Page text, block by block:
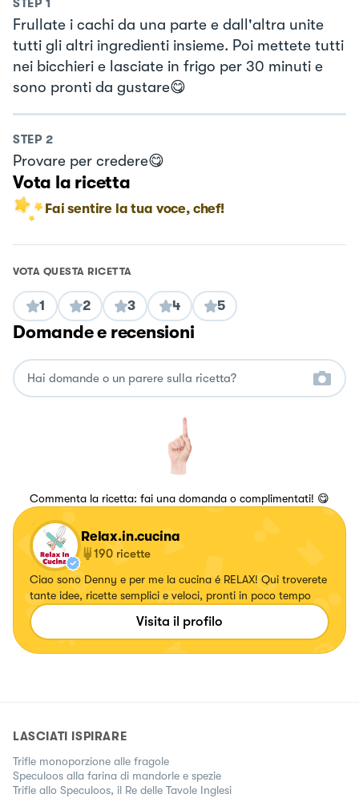
STEP 1
Frullate i cachi da una parte e dall'altra unite
tutti gli altri ingredienti insieme. Poi mettete tutti
nei bicchieri e lasciate in frigo per 30 minuti e
sono pronti da gustare😋
STEP 2
Provare per credere😋
Vota la ricetta
Fai sentire la tua voce, chef!
VOTA QUESTA RICETTA
1 2 3 4 5
Domande e recensioni
Commenta la ricetta: fai una domanda o complimentati! 😋
Relax.in.cucina
190 ricette
Ciao sono Denny e per me la cucina é RELAX! Qui troverete
tante idee, ricette semplici e veloci, pronti in poco tempo
Visita il profilo
LASCIATI ISPIRARE
Trifle monoporzione alle fragole
Speculoos alla farina di mandorle e spezie
Trifle allo Speculoos, il Re delle Tavole Inglesi